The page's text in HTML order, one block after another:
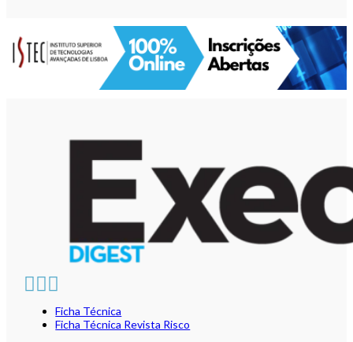
Ficha Técnica
Ficha Técnica Revista Risco